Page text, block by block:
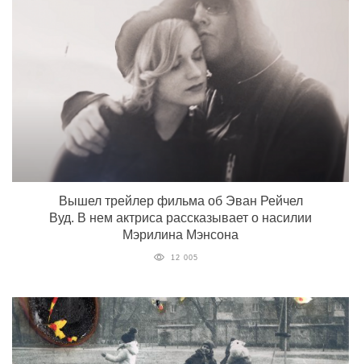
Вышел трейлер фильма об Эван Рейчел
Вуд. В нем актриса рассказывает о насилии
Мэрилина Мэнсона
12 005